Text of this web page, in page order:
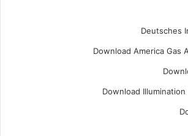
Deutsches
Download America Gas
Download